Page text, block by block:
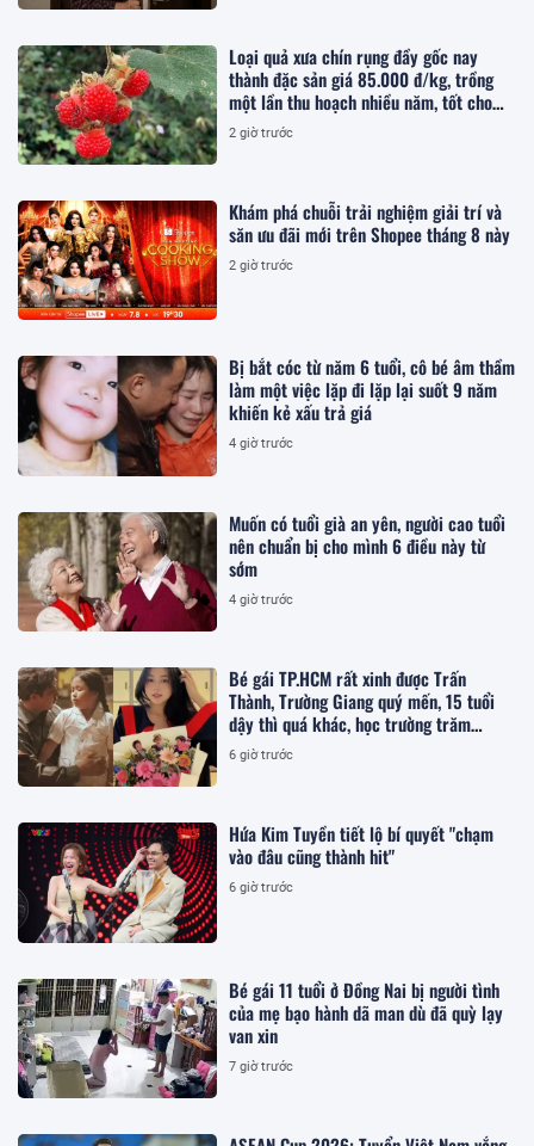
Loại quả xưa chín rụng đầy gốc nay
thành đặc sản giá 85.000 đ/kg, trồng
một lần thu hoạch nhiều năm, tốt cho
sức khỏe
2 giờ trước
Khám phá chuỗi trải nghiệm giải trí và
săn ưu đãi mới trên Shopee tháng 8 này
2 giờ trước
Bị bắt cóc từ năm 6 tuổi, cô bé âm thầm
làm một việc lặp đi lặp lại suốt 9 năm
khiến kẻ xấu trả giá
4 giờ trước
Muốn có tuổi già an yên, người cao tuổi
nên chuẩn bị cho mình 6 điều này từ
sớm
4 giờ trước
Bé gái TP.HCM rất xinh được Trấn
Thành, Trường Giang quý mến, 15 tuổi
dậy thì quá khác, học trường trăm
triệu/năm
6 giờ trước
Hứa Kim Tuyền tiết lộ bí quyết "chạm
vào đâu cũng thành hit"
6 giờ trước
Bé gái 11 tuổi ở Đồng Nai bị người tình
của mẹ bạo hành dã man dù đã quỳ lạy
van xin
7 giờ trước